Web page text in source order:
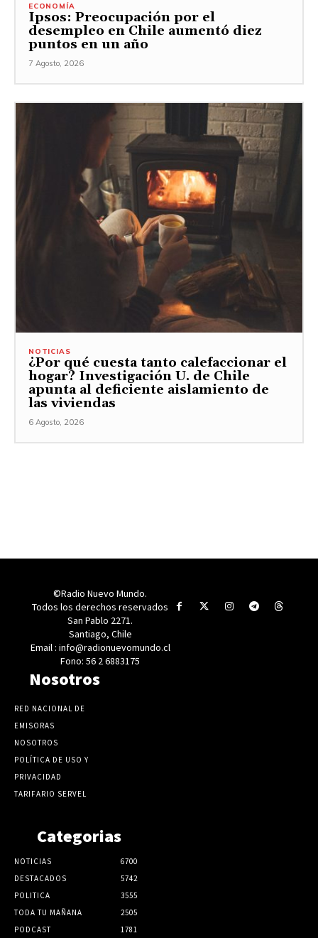
ECONOMÍA
Ipsos: Preocupación por el
desempleo en Chile aumentó diez
puntos en un año
7 Agosto, 2026
NOTICIAS
¿Por qué cuesta tanto calefaccionar el
hogar? Investigación U. de Chile
apunta al deficiente aislamiento de
las viviendas
6 Agosto, 2026
©Radio Nuevo Mundo.
Todos los derechos reservados
San Pablo 2271.
Santiago, Chile
Email : info@radionuevomundo.cl
Fono: 56 2 6883175
Nosotros
RED NACIONAL DE
EMISORAS
NOSOTROS
POLÍTICA DE USO Y
PRIVACIDAD
TARIFARIO SERVEL
Categorias
NOTICIAS
6700
DESTACADOS
5742
POLITICA
3555
TODA TU MAÑANA
2505
PODCAST
1781